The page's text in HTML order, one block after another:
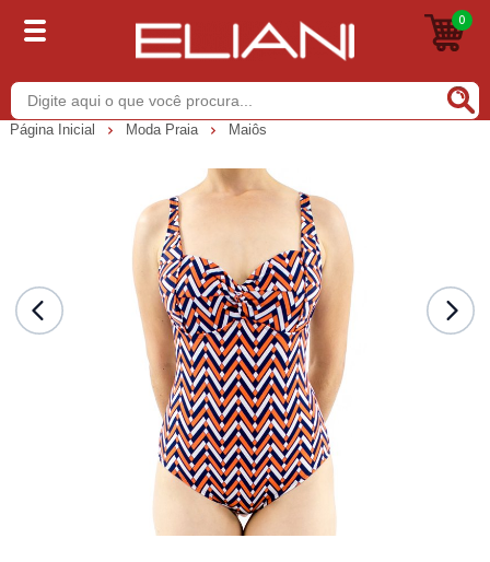
0
Página Inicial Moda Praia Maiôs